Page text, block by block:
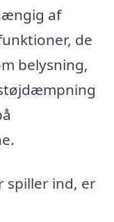
af
de
belysning,
spiller ind, er